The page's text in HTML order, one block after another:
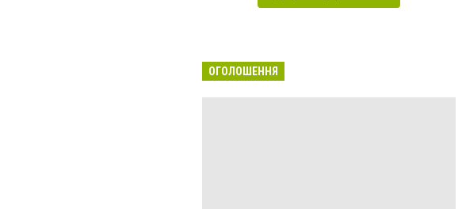
ОГОЛОШЕННЯ